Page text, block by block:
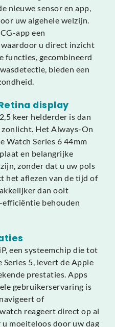
nieuwe sensor en app,
uw algehele welzijn.
app een
u direct inzicht
functies, gecombineerd
bieden een
display
keer helderder is dan
Het Always-On
Watch Series 6 44mm
en belangrijke
zonder dat u uw pols
het aflezen van de tijd of
dan ooit
behouden
een systeemchip die tot
Series 5, levert de Apple
prestaties. Apps
gebruikerservaring is
of
reageert direct op al
u moeiteloos door uw dag